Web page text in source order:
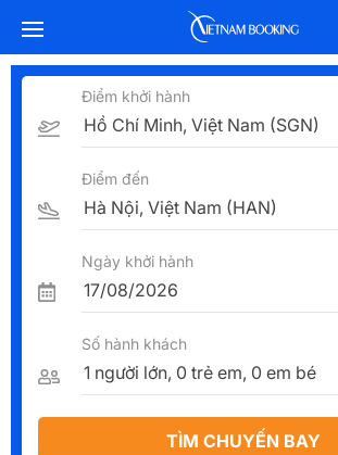
Điểm khởi hành
Điểm đến
Ngày khởi hành
Số hành khách
TÌM CHUYẾN BAY